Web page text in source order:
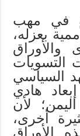
في مهب
بعزله،
والأوراق
التسويات
السياسي
هادي
لأن
أخرى،
الأوراق